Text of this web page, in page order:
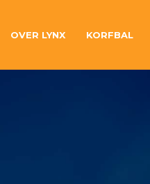
OVER LYNX KORFBAL